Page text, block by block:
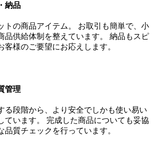
納品
トの商品アイテム。 お取引も簡単で、小
品供給体制を整えています。 納品もスピ
客様のご要望にお応えします。
管理
る段階から、より安全でしかも使い易い
ています。 完成した商品についても妥協
品質チェックを行っています。